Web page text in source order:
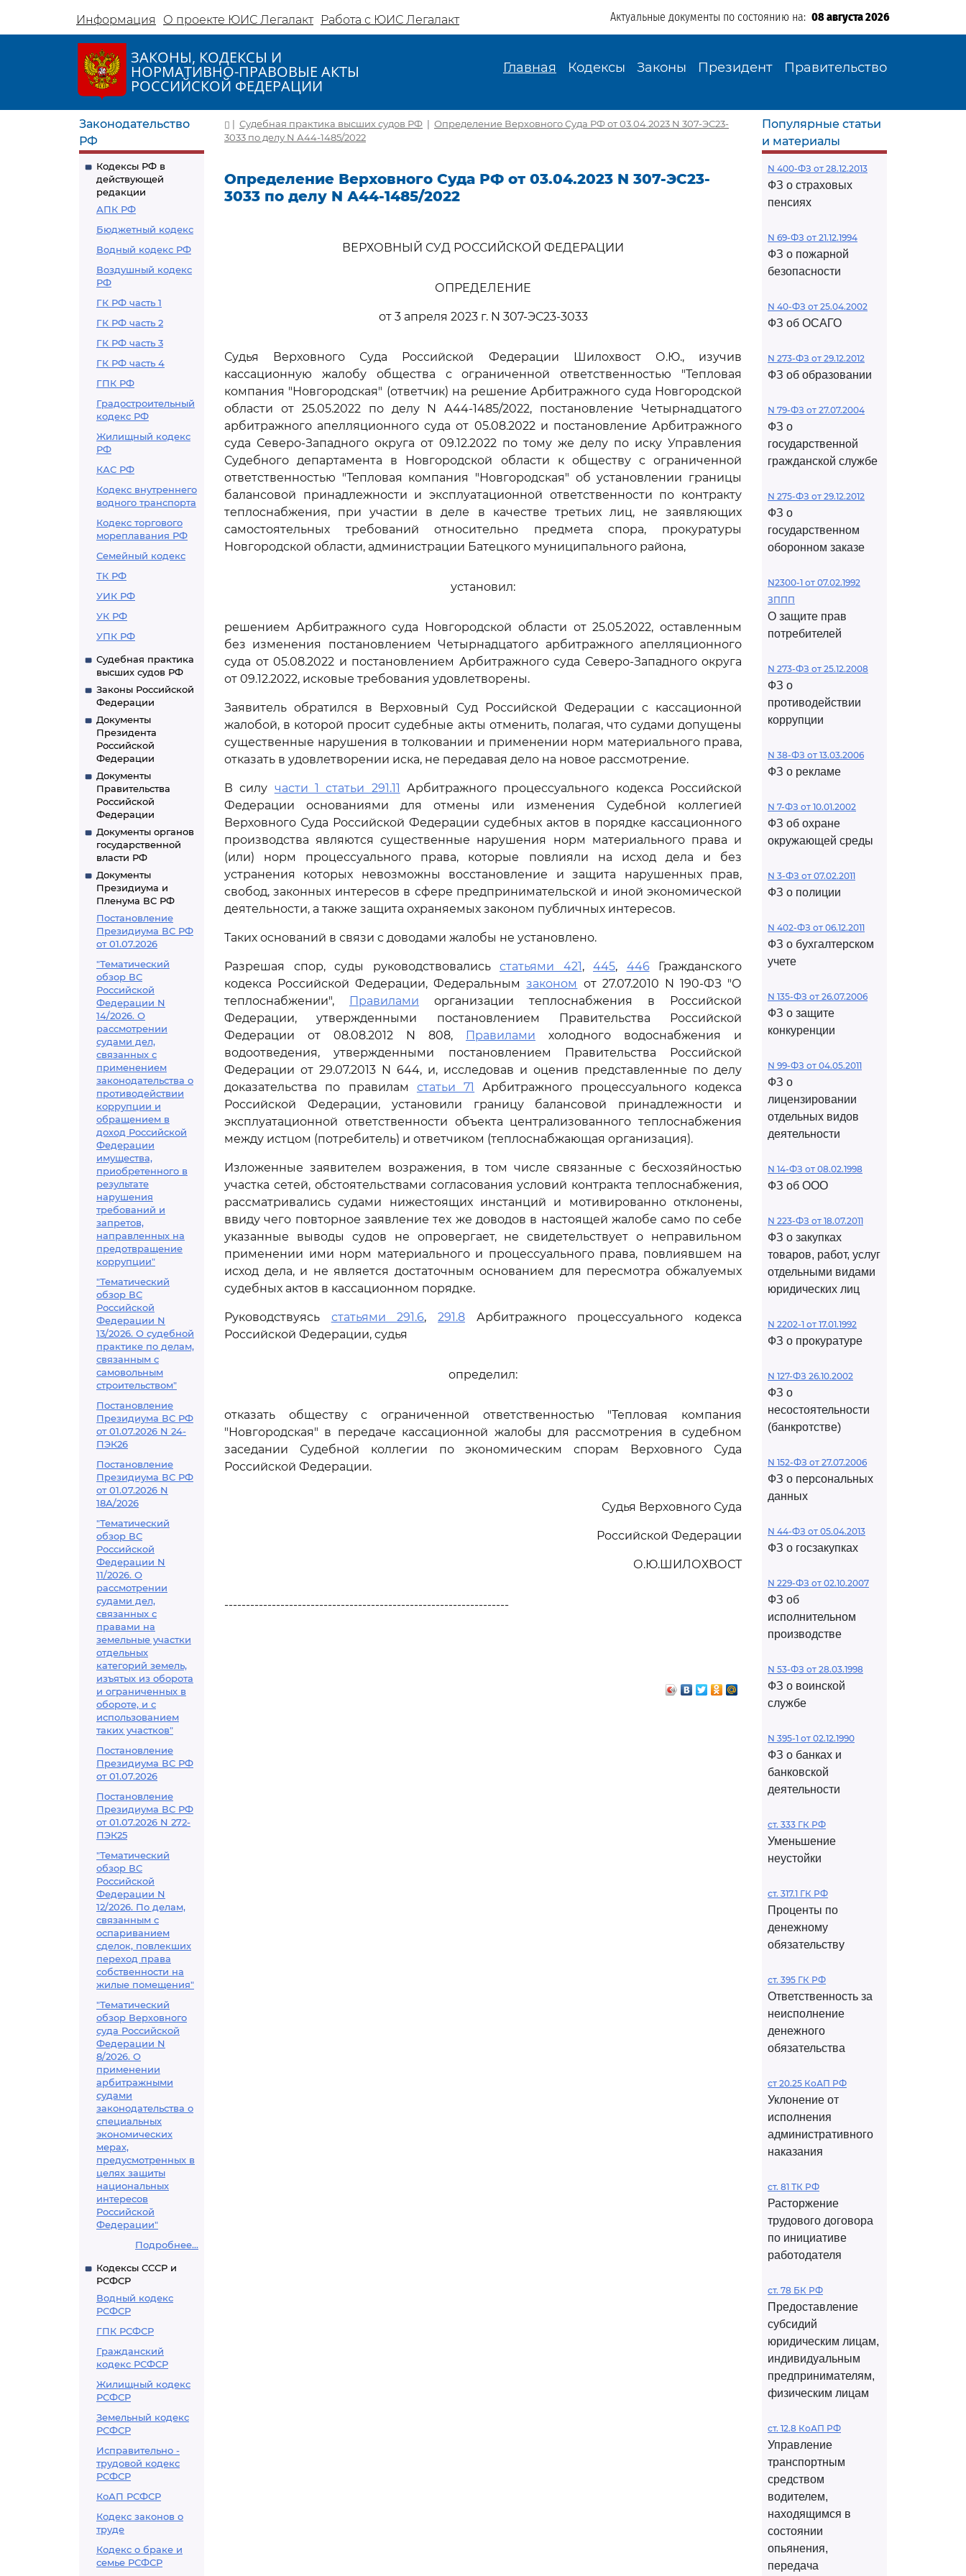
Информация О проекте ЮИС Легалакт Работа с ЮИС Легалакт Актуальные документы по состоянию на: 08 августа 2026
ЗАКОНЫ, КОДЕКСЫ И
НОРМАТИВНО-ПРАВОВЫЕ АКТЫ
РОССИЙСКОЙ ФЕДЕРАЦИИ
Главная Кодексы Законы Президент Правительство
Законодательство
РФ
Кодексы РФ в
действующей
редакции
АПК РФ
Бюджетный кодекс
Водный кодекс РФ
Воздушный кодекс
РФ
ГК РФ часть 1
ГК РФ часть 2
ГК РФ часть 3
ГК РФ часть 4
ГПК РФ
Градостроительный
кодекс РФ
Жилищный кодекс
РФ
КАС РФ
Кодекс внутреннего
водного транспорта
Кодекс торгового
мореплавания РФ
Семейный кодекс
ТК РФ
УИК РФ
УК РФ
УПК РФ
Судебная практика
высших судов РФ
Законы Российской
Федерации
Документы
Президента
Российской
Федерации
Документы
Правительства
Российской
Федерации
Документы органов
государственной
власти РФ
Документы
Президиума и
Пленума ВС РФ
Постановление
Президиума ВС РФ
от 01.07.2026
"Тематический
обзор ВС
Российской
Федерации N
14/2026. О
рассмотрении
судами дел,
связанных с
применением
законодательства о
противодействии
коррупции и
обращением в
доход Российской
Федерации
имущества,
приобретенного в
результате
нарушения
требований и
запретов,
направленных на
предотвращение
коррупции"
"Тематический
обзор ВС
Российской
Федерации N
13/2026. О судебной
практике по делам,
связанным с
самовольным
строительством"
Постановление
Президиума ВС РФ
от 01.07.2026 N 24-
ПЭК26
Постановление
Президиума ВС РФ
от 01.07.2026 N
18А/2026
"Тематический
обзор ВС
Российской
Федерации N
11/2026. О
рассмотрении
судами дел,
связанных с
правами на
земельные участки
отдельных
категорий земель,
изъятых из оборота
и ограниченных в
обороте, и с
использованием
таких участков"
Постановление
Президиума ВС РФ
от 01.07.2026
Постановление
Президиума ВС РФ
от 01.07.2026 N 272-
ПЭК25
"Тематический
обзор ВС
Российской
Федерации N
12/2026. По делам,
связанным с
оспариванием
сделок, повлекших
переход права
собственности на
жилые помещения"
"Тематический
обзор Верховного
суда Российской
Федерации N
8/2026. О
применении
арбитражными
судами
законодательства о
специальных
экономических
мерах,
предусмотренных в
целях защиты
национальных
интересов
Российской
Федерации"
Подробнее...
Кодексы СССР и
РСФСР
Водный кодекс
РСФСР
ГПК РСФСР
Гражданский
кодекс РСФСР
Жилищный кодекс
РСФСР
Земельный кодекс
РСФСР
Исправительно -
трудовой кодекс
РСФСР
КоАП РСФСР
Кодекс законов о
труде
Кодекс о браке и
семье РСФСР
| Судебная практика высших судов РФ | Определение Верховного Суда РФ от 03.04.2023 N 307-ЭС23-
3033 по делу N А44-1485/2022
Определение Верховного Суда РФ от 03.04.2023 N 307-ЭС23-
3033 по делу N А44-1485/2022
ВЕРХОВНЫЙ СУД РОССИЙСКОЙ ФЕДЕРАЦИИ
ОПРЕДЕЛЕНИЕ
от 3 апреля 2023 г. N 307-ЭС23-3033
Судья Верховного Суда Российской Федерации Шилохвост О.Ю., изучив
кассационную жалобу общества с ограниченной ответственностью "Тепловая
компания "Новгородская" (ответчик) на решение Арбитражного суда Новгородской
области от 25.05.2022 по делу N А44-1485/2022, постановление Четырнадцатого
арбитражного апелляционного суда от 05.08.2022 и постановление Арбитражного
суда Северо-Западного округа от 09.12.2022 по тому же делу по иску Управления
Судебного департамента в Новгородской области к обществу с ограниченной
ответственностью "Тепловая компания "Новгородская" об установлении границы
балансовой принадлежности и эксплуатационной ответственности по контракту
теплоснабжения, при участии в деле в качестве третьих лиц, не заявляющих
самостоятельных требований относительно предмета спора, прокуратуры
Новгородской области, администрации Батецкого муниципального района,
установил:
решением Арбитражного суда Новгородской области от 25.05.2022, оставленным
без изменения постановлением Четырнадцатого арбитражного апелляционного
суда от 05.08.2022 и постановлением Арбитражного суда Северо-Западного округа
от 09.12.2022, исковые требования удовлетворены.
Заявитель обратился в Верховный Суд Российской Федерации с кассационной
жалобой, в которой просит судебные акты отменить, полагая, что судами допущены
существенные нарушения в толковании и применении норм материального права,
отказать в удовлетворении иска, не передавая дело на новое рассмотрение.
В силу части 1 статьи 291.11 Арбитражного процессуального кодекса Российской
Федерации основаниями для отмены или изменения Судебной коллегией
Верховного Суда Российской Федерации судебных актов в порядке кассационного
производства являются существенные нарушения норм материального права и
(или) норм процессуального права, которые повлияли на исход дела и без
устранения которых невозможны восстановление и защита нарушенных прав,
свобод, законных интересов в сфере предпринимательской и иной экономической
деятельности, а также защита охраняемых законом публичных интересов.
Таких оснований в связи с доводами жалобы не установлено.
Разрешая спор, суды руководствовались статьями 421, 445, 446Гражданского
кодекса Российской Федерации, Федеральнымзаконом от 27.07.2010 N 190-ФЗ "О
теплоснабжении",
Правилами организации теплоснабжения в Российской
Федерации, утвержденными постановлением Правительства Российской
Федерации от 08.08.2012 N 808,
Правилами холодного водоснабжения и
водоотведения, утвержденными постановлением Правительства Российской
Федерации от 29.07.2013 N 644, и, исследовав и оценив представленные по делу
доказательства по правилам статьи 71
Арбитражного процессуального кодекса
Российской Федерации, установили границу балансовой принадлежности и
эксплуатационной ответственности объекта централизованного теплоснабжения
между истцом (потребитель) и ответчиком (теплоснабжающая организация).
Изложенные заявителем возражения, в том числе связанные с бесхозяйностью
участка сетей, обстоятельствами согласования условий контракта теплоснабжения,
рассматривались судами нижестоящих инстанций и мотивированно отклонены,
ввиду чего повторное заявление тех же доводов в настоящей жалобе само по себе
указанные выводы судов не опровергает, не свидетельствует о неправильном
применении ими норм материального и процессуального права, повлиявшем на
исход дела, и не является достаточным основанием для пересмотра обжалуемых
судебных актов в кассационном порядке.
Руководствуясь статьями 291.6,291.8 Арбитражного процессуального кодекса
Российской Федерации, судья
определил:
отказать обществу с ограниченной ответственностью "Тепловая компания
"Новгородская" в передаче кассационной жалобы для рассмотрения в судебном
заседании Судебной коллегии по экономическим спорам Верховного Суда
Российской Федерации.
Судья Верховного Суда
Российской Федерации
О.Ю.ШИЛОХВОСТ
------------------------------------------------------------------
Популярные статьи
и материалы
N 400-ФЗ от 28.12.2013
ФЗ о страховых
пенсиях
N 69-ФЗ от 21.12.1994
ФЗ о пожарной
безопасности
N 40-ФЗ от 25.04.2002
ФЗ об ОСАГО
N 273-ФЗ от 29.12.2012
ФЗ об образовании
N 79-ФЗ от 27.07.2004
ФЗ о
государственной
гражданской службе
N 275-ФЗ от 29.12.2012
ФЗ о
государственном
оборонном заказе
N2300-1 от 07.02.1992
ЗППП
О защите прав
потребителей
N 273-ФЗ от 25.12.2008
ФЗ о
противодействии
коррупции
N 38-ФЗ от 13.03.2006
ФЗ о рекламе
N 7-ФЗ от 10.01.2002
ФЗ об охране
окружающей среды
N 3-ФЗ от 07.02.2011
ФЗ о полиции
N 402-ФЗ от 06.12.2011
ФЗ о бухгалтерском
учете
N 135-ФЗ от 26.07.2006
ФЗ о защите
конкуренции
N 99-ФЗ от 04.05.2011
ФЗ о
лицензировании
отдельных видов
деятельности
N 14-ФЗ от 08.02.1998
ФЗ об ООО
N 223-ФЗ от 18.07.2011
ФЗ о закупках
товаров, работ, услуг
отдельными видами
юридических лиц
N 2202-1 от 17.01.1992
ФЗ о прокуратуре
N 127-ФЗ 26.10.2002
ФЗ о
несостоятельности
(банкротстве)
N 152-ФЗ от 27.07.2006
ФЗ о персональных
данных
N 44-ФЗ от 05.04.2013
ФЗ о госзакупках
N 229-ФЗ от 02.10.2007
ФЗ об
исполнительном
производстве
N 53-ФЗ от 28.03.1998
ФЗ о воинской
службе
N 395-1 от 02.12.1990
ФЗ о банках и
банковской
деятельности
ст. 333 ГК РФ
Уменьшение
неустойки
ст. 317.1 ГК РФ
Проценты по
денежному
обязательству
ст. 395 ГК РФ
Ответственность за
неисполнение
денежного
обязательства
ст 20.25 КоАП РФ
Уклонение от
исполнения
административного
наказания
ст. 81 ТК РФ
Расторжение
трудового договора
по инициативе
работодателя
ст. 78 БК РФ
Предоставление
субсидий
юридическим лицам,
индивидуальным
предпринимателям,
физическим лицам
ст. 12.8 КоАП РФ
Управление
транспортным
средством
водителем,
находящимся в
состоянии
опьянения,
передача